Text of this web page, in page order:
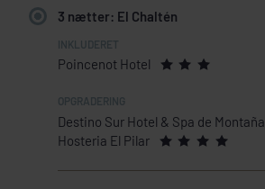
3 nætter: El Chaltén
Poincenot Hotel
Destino Sur Hotel & Spa de Montaña
Hosteria El Pilar